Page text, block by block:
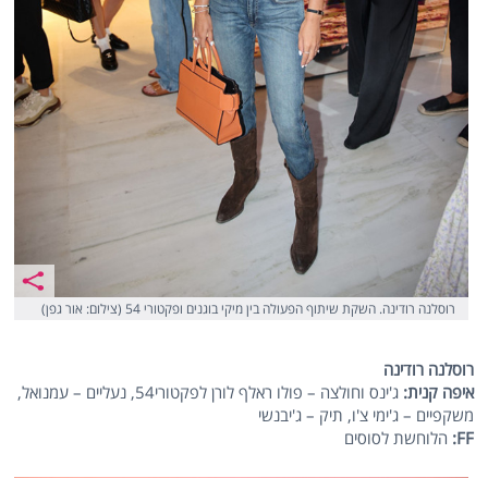
רוסלנה רודינה. השקת שיתוף הפעולה בין מיקי בוגנים ופקטורי 54 (צילום: אור גפן)
רוסלנה רודינה
איפה קנית:
ג'ינס וחולצה – פולו ראלף לורן לפקטורי54, נעליים – עמנואל,
משקפיים – ג'ימי צ'ו, תיק – ג'יבנשי
FF: הלוחשת לסוסים